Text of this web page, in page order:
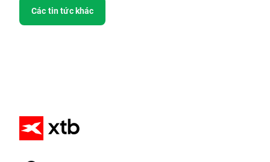
Các tin tức khác